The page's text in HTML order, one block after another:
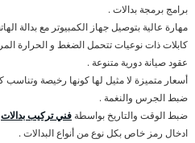
برامج برمجة بدالات .
مهارة عالية بتوصيل جهاز الكمبيوتر مع بدالة
كابلات ذات نوعيات تتحمل الضغط و الحرارة
عقود صيانة دورية متنوعة .
أسعار متميزة لا مثيل لها كونها رخيصة وتناسب
ضبط الجرس والنغمة .
ضبط الوقت والتاريخ بواسطة فني تركيب بدالات
ادخال رمز خاص بكل نوع من أنواع البدالات .